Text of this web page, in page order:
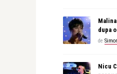
dupa
de
Nicu